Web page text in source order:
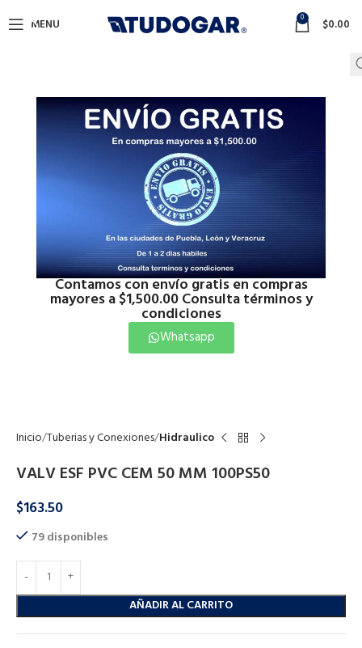
Contamos con envío gratis en compras
mayores a $1,500.00 Consulta términos y
condiciones
Whatsapp
MENU 0 $0.00
Inicio Tuberias y Conexiones Hidraulico
VALV ESF PVC CEM 50 MM 100PS50
$163.50
79 disponibles
AÑADIR AL CARRITO